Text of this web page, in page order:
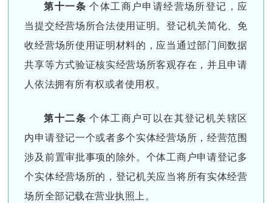
第十一条 个体工商户申请经营场所登记，应
当提交经营场所合法使用证明。登记机关简化、免
收经营场所使用证明材料的，应当通过部门间数据
共享等方式验证核实经营场所客观存在，并且申请
人依法拥有所有权或者使用权。
第十二条个体工商户可以在其登记机关辖区
内申请登记一个或者多个实体经营场所，经营范围
涉及前置审批事项的除外。个体工商户申请登记多
个实体经营场所的，登记机关应当将所有实体经营
场所全部记载在营业执照上。